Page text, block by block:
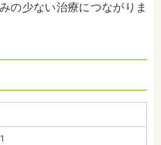
の少ない治療につながりま